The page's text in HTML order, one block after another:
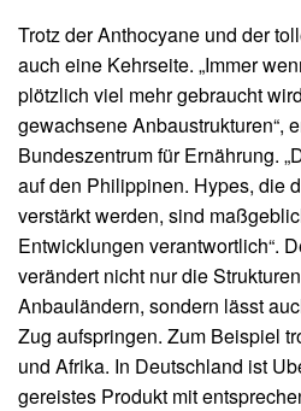
Trotz der Anthocyane und der
auch eine Kehrseite. „Immer
plötzlich viel mehr gebraucht
gewachsene Anbaustrukturen“,
Bundeszentrum für Ernährung.
auf den Philippinen. Hypes, die
verstärkt werden, sind
Entwicklungen verantwortlich“.
verändert nicht nur die
Anbauländern, sondern lässt
Zug aufspringen. Zum Beispiel
und Afrika. In Deutschland ist
gereistes Produkt mit